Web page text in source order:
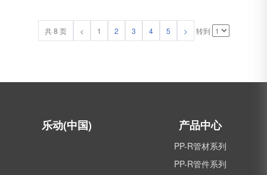
共 8 页 < 1 2 3 4 5 > 转到
乐动(中国) 产品中心
PP-R管材系列
PP-R管件系列